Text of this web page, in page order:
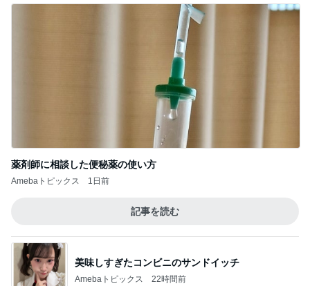
薬剤師に相談した便秘薬の使い方
記事を読む
Amebaトピックス 22時間前
買うか迷い我慢した人気のバッグ
Amebaトピックス 1日前